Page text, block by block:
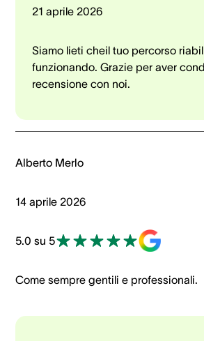
21 aprile 2026
Siamo lieti cheil tuo percorso
funzionando. Grazie per aver
recensione con noi.
Alberto Merlo
14 aprile 2026
5.0 su 5
Come sempre gentili e professionali.